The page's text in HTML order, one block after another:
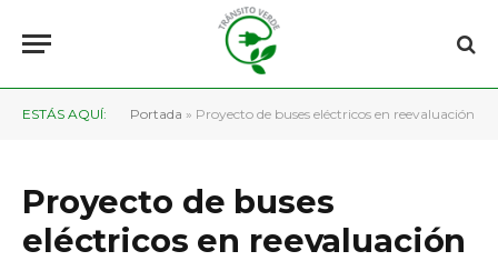
ESTÁS AQUÍ: Portada » Proyecto de buses eléctricos en reevaluación
Proyecto de buses
eléctricos en reevaluación